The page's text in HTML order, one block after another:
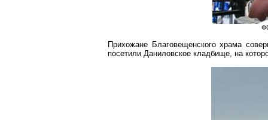
Прихожане Благовещенского храма
посетили Даниловское кладбище, на